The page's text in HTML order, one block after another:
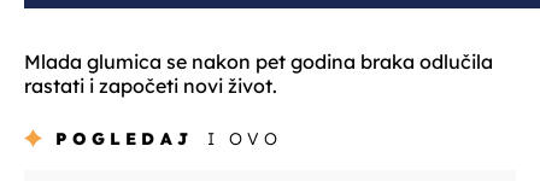
Mlada glumica se nakon pet godina braka odlučila
rastati i započeti novi život.
POGLEDAJ I OVO